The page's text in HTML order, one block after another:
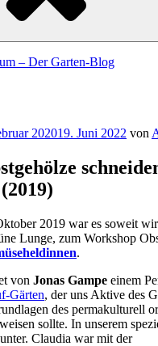
– Der Garten-Blog
202019. Juni 2022 von
2019 war es soweit
Lun­ge, zum Work­shop
.
von Jonas Gam­pe einem
Gär­ten, der uns Akti­ve des
des per­ma­kul­tu­rell
soll­te. In unse­rem
Clau­dia war mit der